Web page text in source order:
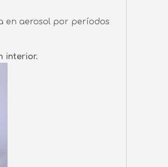
en aerosol por períodos
interior.